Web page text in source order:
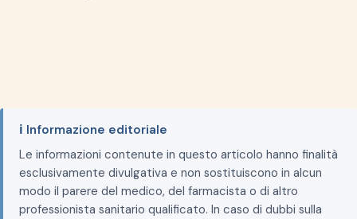
ℹ️ Informazione editoriale
Le informazioni contenute in questo articolo hanno finalità
esclusivamente divulgativa e non sostituiscono in alcun
modo il parere del medico, del farmacista o di altro
professionista sanitario qualificato. In caso di dubbi sulla